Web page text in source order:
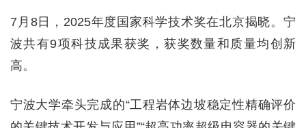
7月8日，2025年度国家科学技术奖在北京揭晓。宁
波共有9项科技成果获奖，获奖数量和质量均创新
高。
宁波大学牵头完成的“工程岩体边坡稳定性精确评价